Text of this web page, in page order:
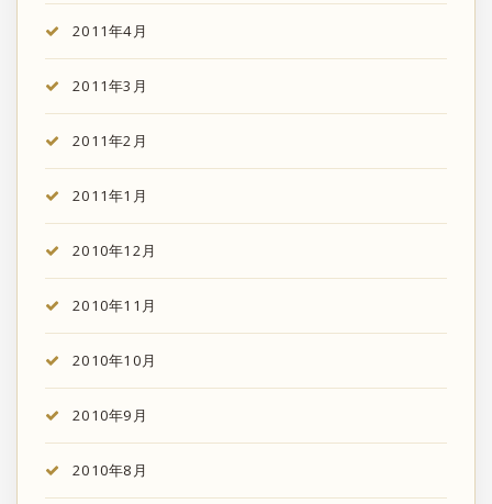
2011年4月
2011年3月
2011年2月
2011年1月
2010年12月
2010年11月
2010年10月
2010年9月
2010年8月